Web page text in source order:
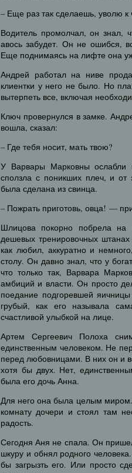
– Еще раз так сделаешь, уволю
Водитель промолчал, он знал,
авось забудет. Он не ошибся,
Еще поднимаясь на лифте она
Андрей работал на ниве
клиентки у него не было. Но
вытерпеть все, включая
Ключ провернулся в замке.
вошла, сказал:
– Где тебя носит, мать твою?
У Варвары Марковны ослабли
сползла с поникших плеч, и от
была сделана из свинца.
– Пожрать приготовь, овца! —
Шлицова покорно побрела на
дешевых тренировочных
как любил, аккуратно и
столу. Он давно знал, что у
что только так, Варвара
амбиций и власти. Он просто
поедание подгоревшей
грубый, как его называла
счастливой улыбкой на лице.
Артем Сергеевич Полоха
единственным человеком. Не
перед любовницами. В них он и
хотя бы двух. Нет,
была его дочь Анна.
Для него она была целым
комнату дочери и стоял там
радость.
Сегодня Аня не спала. Он
шкуру и обнял родного
бы загрызть его. Или просто